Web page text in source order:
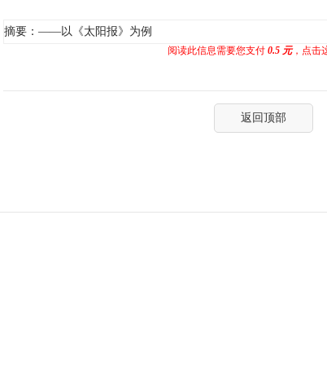
摘要：——以《太阳报》为例
阅读此信息需要您支付 0.5 元，点击
返回顶部